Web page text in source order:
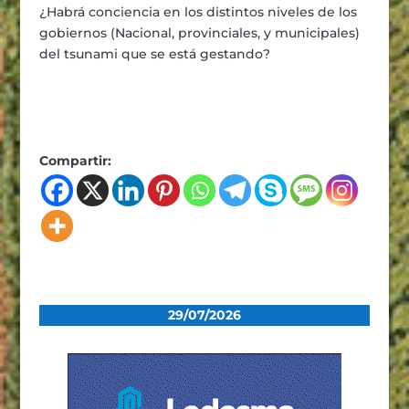
¿Habrá conciencia en los distintos niveles de los
gobiernos (Nacional, provinciales, y municipales)
del tsunami que se está gestando?
Compartir:
29/07/2026